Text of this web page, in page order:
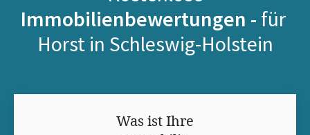
Immobilienbewertungen - für
Horst in Schleswig-Holstein
Was ist Ihre